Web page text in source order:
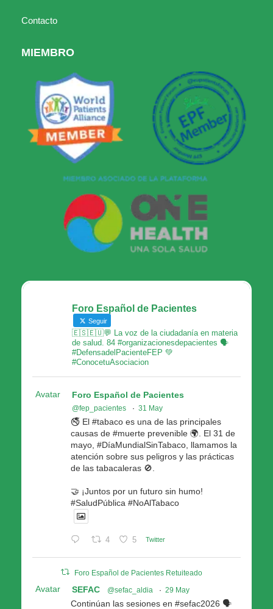
Contacto
MIEMBRO
Foro Español de Pacientes
Seguir
🇪🇸🇪🇺💬 La voz de la ciudadanía en materia
de salud. 84 #organizacionesdepacientes 🗣
#DefensadelPacienteFEP 💚
#ConocetuAsociacion
Avatar Foro Español de Pacientes
@fep_pacientes · 31 May
🚭 El #tabaco es una de las principales
causas de #muerte prevenible 🌍. El 31 de
mayo, #DíaMundialSinTabaco, llamamos la
atención sobre sus peligros y las prácticas
de las tabacaleras 🚫.
🤝 ¡Juntos por un futuro sin humo!
#SaludPública #NoAlTabaco
4 5 Twitter
Foro Español de Pacientes Retuiteado
Avatar SEFAC @sefac_aldia · 29 May
Continúan las sesiones en #sefac2026 🗣️